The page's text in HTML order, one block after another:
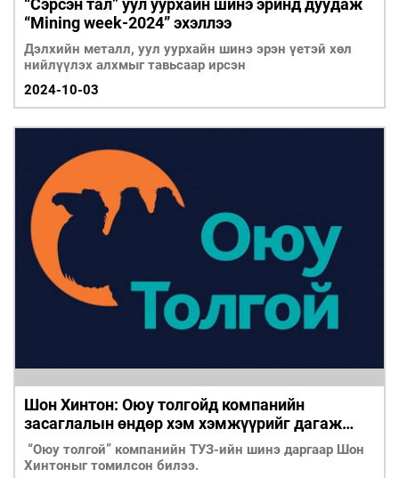
“Сэрсэн тал” уул уурхайн шинэ эринд дуудаж
“Мining week-2024” эхэллээ
Дэлхийн металл, уул уурхайн шинэ эрэн үетэй хөл
нийлүүлэх алхмыг тавьсаар ирсэн
2024-10-03
Шон Хинтон: Оюу толгойд компанийн
засаглалын өндөр хэм хэмжүүрийг дагаж
мөрдөхийг урьтал болгоно
“Оюу толгой” компанийн ТУЗ-ийн шинэ даргаар Шон
Хинтоныг томилсон билээ.